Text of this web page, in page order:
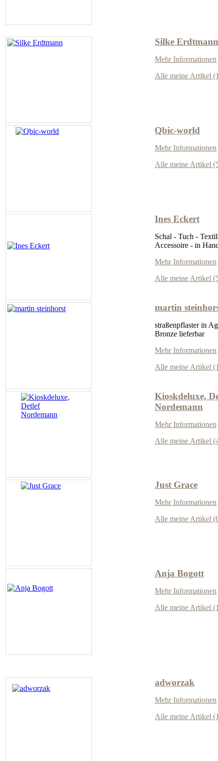
Silke Erdtmann
Mehr Informationen
Alle meine Artikel
Qbic-world
Mehr Informationen
Alle meine Artikel
Ines Eckert
Schal - Tuch -
Accessoire - in
Mehr Informationen
Alle meine Artikel
martin
straßenpflaster in
Bronze lieferbar
Mehr Informationen
Alle meine Artikel
Kioskdeluxe,
Nordemann
Mehr Informationen
Alle meine Artikel
Just Grace
Mehr Informationen
Alle meine Artikel
Anja Bogott
Mehr Informationen
Alle meine Artikel
adworzak
Mehr Informationen
Alle meine Artikel